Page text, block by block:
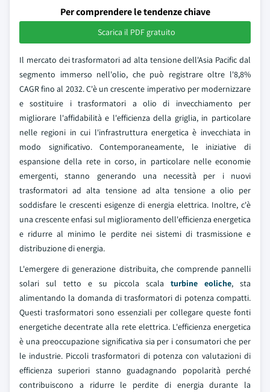
Per comprendere le tendenze chiave
Scarica il PDF gratuito
Il mercato dei trasformatori ad alta tensione dell'Asia Pacific dal
segmento immerso nell'olio, che può registrare oltre l'8,8%
CAGR fino al 2032. C'è un crescente imperativo per modernizzare
e sostituire i trasformatori a olio di invecchiamento per
migliorare l'affidabilità e l'efficienza della griglia, in particolare
nelle regioni in cui l'infrastruttura energetica è invecchiata in
modo significativo. Contemporaneamente, le iniziative di
espansione della rete in corso, in particolare nelle economie
emergenti, stanno generando una necessità per i nuovi
trasformatori ad alta tensione ad alta tensione a olio per
soddisfare le crescenti esigenze di energia elettrica. Inoltre, c'è
una crescente enfasi sul miglioramento dell'efficienza energetica
e ridurre al minimo le perdite nei sistemi di trasmissione e
distribuzione di energia.
L'emergere di generazione distribuita, che comprende pannelli
solari sul tetto e su piccola scala turbine eoliche, sta
alimentando la domanda di trasformatori di potenza compatti.
Questi trasformatori sono essenziali per collegare queste fonti
energetiche decentrate alla rete elettrica. L'efficienza energetica
è una preoccupazione significativa sia per i consumatori che per
le industrie. Piccoli trasformatori di potenza con valutazioni di
efficienza superiori stanno guadagnando popolarità perché
contribuiscono a ridurre le perdite di energia durante la